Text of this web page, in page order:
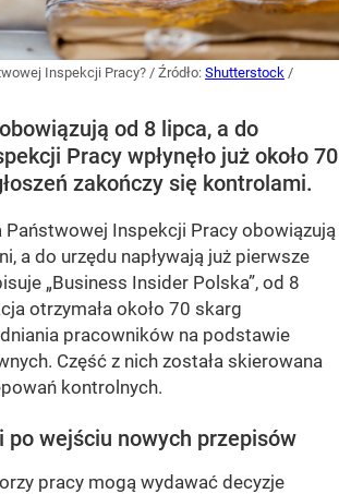
Inspekcji Pracy? / Źródło: Shutterstock /
od 8 lipca, a do
Pracy wpłynęło już około 70
zakończy się kontrolami.
Państwowej Inspekcji Pracy obowiązują
a do urzędu napływają już pierwsze
„Business Insider Polska”, od 8
otrzymała około 70 skarg
pracowników na podstawie
Część z nich została skierowana
kontrolnych.
po wejściu nowych przepisów
pracy mogą wydawać decyzje